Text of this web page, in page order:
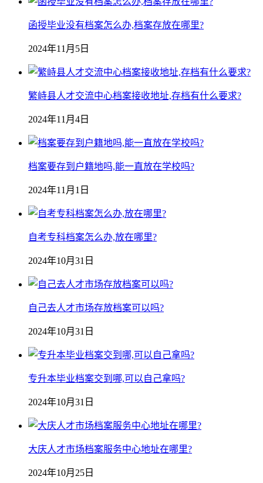
函授毕业没有档案怎么办,档案存放在哪里?
2024年11月5日
繁峙县人才交流中心档案接收地址,存档有什么要求?
2024年11月4日
档案要存到户籍地吗,能一直放在学校吗?
2024年11月1日
自考专科档案怎么办,放在哪里?
2024年10月31日
自己去人才市场存放档案可以吗?
2024年10月31日
专升本毕业档案交到哪,可以自己拿吗?
2024年10月31日
大庆人才市场档案服务中心地址在哪里?
2024年10月25日